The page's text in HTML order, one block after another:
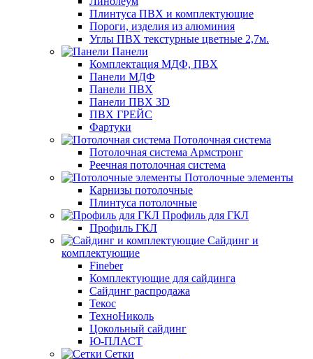
Плинтуса ПВХ и комплектующие
Пороги, изделия из алюминия
Углы ПВХ текстурные цветные 2,7м.
Панели
Комплектация МДФ, ПВХ
Панели МДФ
Панели ПВХ
Панели ПВХ 3D
ПВХ ГРЕЙС
Фартуки
Потолочная система
Потолочная система Армстронг
Реечная потолочная система
Потолочные элементы
Карнизы потолочные
Плинтуса потолочные
Профиль для ГКЛ
Профиль ГКЛ
Сайдинг и
комплектующие
Fineber
Комплектующие для сайдинга
Сайдинг распродажа
Текос
ТехноНиколь
Цокольный сайдинг
Ю-ПЛАСТ
Сетки